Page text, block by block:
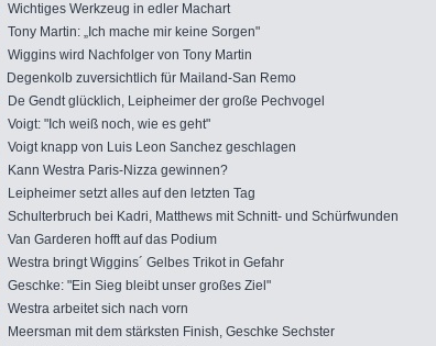
Wichtiges Werkzeug in edler Machart
Tony Martin: „Ich mache mir keine Sorgen"
Wiggins wird Nachfolger von Tony Martin
Degenkolb zuversichtlich für Mailand-San Remo
De Gendt glücklich, Leipheimer der große Pechvogel
Voigt: "Ich weiß noch, wie es geht"
Voigt knapp von Luis Leon Sanchez geschlagen
Kann Westra Paris-Nizza gewinnen?
Leipheimer setzt alles auf den letzten Tag
Schulterbruch bei Kadri, Matthews mit Schnitt- und Schürfwunden
Van Garderen hofft auf das Podium
Westra bringt Wiggins´ Gelbes Trikot in Gefahr
Geschke: "Ein Sieg bleibt unser großes Ziel"
Westra arbeitet sich nach vorn
Meersman mit dem stärksten Finish, Geschke Sechster